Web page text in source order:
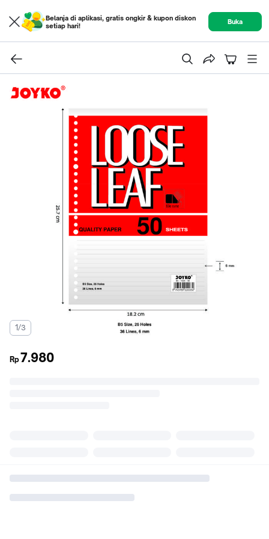
Belanja di aplikasi, gratis ongkir & kupon diskon
setiap hari!
Buka
1/3
Rp7.980